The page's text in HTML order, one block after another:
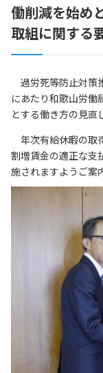
働削減を始め
取組に関する
過労死等防止対策
にあたり和歌山労働
とする働き方の見直
年次有給休暇の取
割増賃金の適正な支
施されますようご案
交通アクセス
リンク集
サイトマップ
（